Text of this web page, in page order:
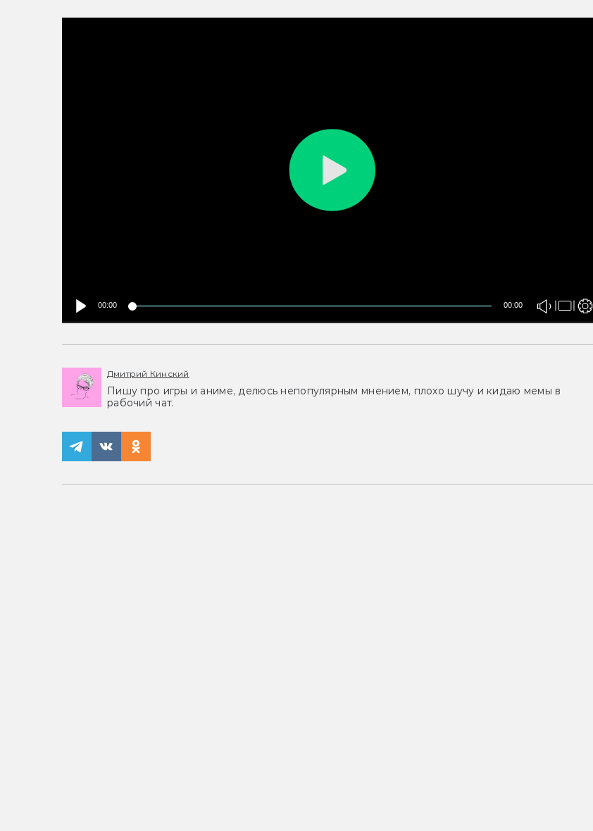
00:00 00:00
Дмитрий Кинский
Пишу про игры и аниме, делюсь непопулярным мнением, плохо шучу и кидаю мемы в
рабочий чат.